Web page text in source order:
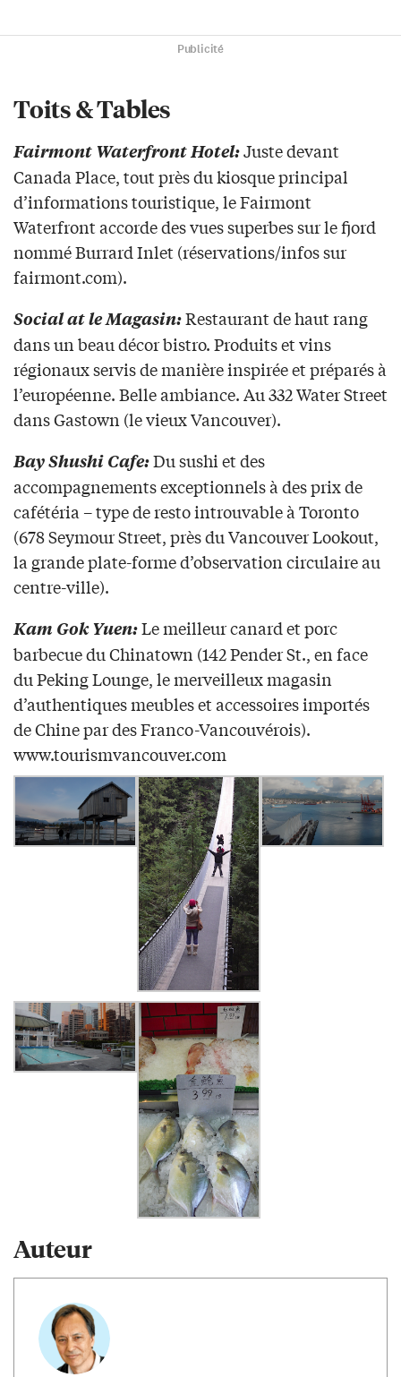
Publicité
Toits & Tables
Fairmont Waterfront Hotel:Juste devant
Canada Place, tout près du kiosque principal
d’informations touristique, le Fairmont
Waterfront accorde des vues superbes sur le fjord
nommé Burrard Inlet (réservations/infos sur
fairmont.com).
Social at le Magasin:Restaurant de haut rang
dans un beau décor bistro. Produits et vins
régionaux servis de manière inspirée et préparés à
l’européenne. Belle ambiance. Au 332 Water Street
dans Gastown (le vieux Vancouver).
Bay Shushi Cafe:Du sushi et des
accompagnements exceptionnels à des prix de
cafétéria – type de resto introuvable à Toronto
(678 Seymour Street, près du Vancouver Lookout,
la grande plate-forme d’observation circulaire au
centre-ville).
Kam Gok Yuen:Le meilleur canard et porc
barbecue du Chinatown (142 Pender St., en face
du Peking Lounge, le merveilleux magasin
d’authentiques meubles et accessoires importés
de Chine par des Franco-Vancouvérois).
www.tourismvancouver.com
Auteur